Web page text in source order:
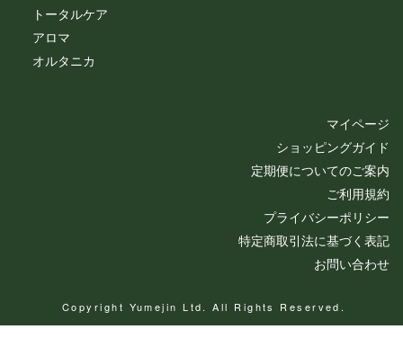
トータルケア
アロマ
オルタニカ
マイページ
ショッピングガイド
定期便についてのご案内
ご利用規約
プライバシーポリシー
特定商取引法に基づく表記
お問い合わせ
Copyright Yumejin Ltd. All Rights Reserved.